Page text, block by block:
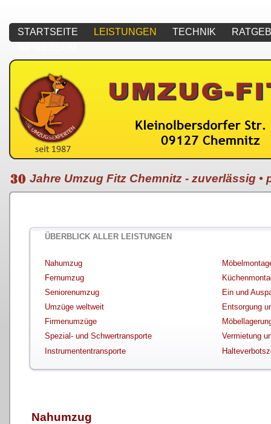
STARTSEITE LEISTUNGEN TECHNIK
Jahre Umzug Fitz Chemnitz - zuverlässig •
ÜBERBLICK ALLER LEISTUNGEN
Nahumzug
Fernumzug
Seniorenumzug
Ein und
Umzüge weltweit
Entsorgung
Firmenumzüge
Spezial- und Schwertransporte
Vermietung
Instrumententransporte
Nahumzug